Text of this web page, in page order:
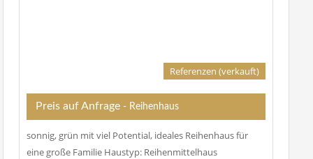
Referenzen (verkauft)
Preis auf Anfrage - Reihenhaus
sonnig, grün mit viel Potential, ideales Reihenhaus für
eine große Familie Haustyp: Reihenmittelhaus